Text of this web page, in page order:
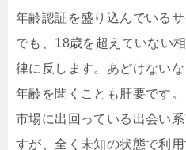
年齢認証を盛り込んでいる
でも、18歳を超えていない
律に反します。あどけない
年齢を聞くことも肝要です。
市場に出回っている出会い
すが、全く未知の状態で利